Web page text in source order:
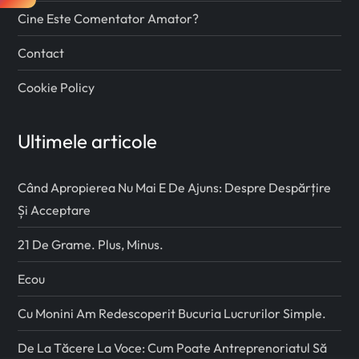
Cine Este Comentator Amator?
Contact
Cookie Policy
Ultimele articole
Când Apropierea Nu Mai E De Ajuns: Despre Despărțire
Și Acceptare
21 De Grame. Plus, Minus.
Ecou
Cu Monini Am Redescoperit Bucuria Lucrurilor Simple.
De La Tăcere La Voce: Cum Poate Antreprenoriatul Să